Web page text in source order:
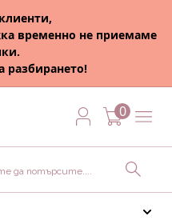
временно не приемаме
разбирането!
0